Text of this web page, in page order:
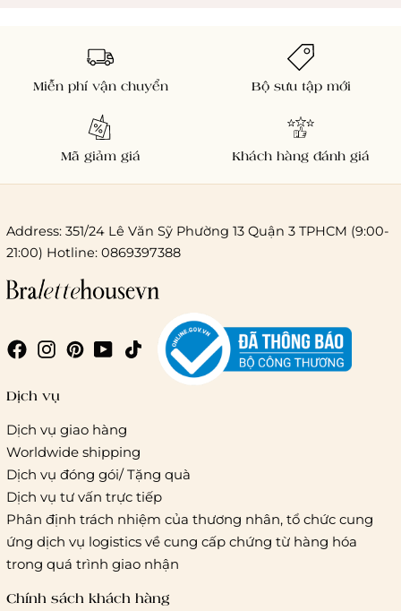
Chi phí giao hàng
Giao hàng trong ngày (hoả tốc)
Giao hàng tiêu chuẩn:
Hồ Chí Minh:
Áp dụng theo bảng giá cước của ĐVVC
Vietelpost/ Giaohangtietkiem và 1 số đối tác vận chuyển
Hà Nội và các tỉnh thành khác:
Áp dụng theo bảng giá
cước của ĐVVC Vietelpost/ Giaohangtietkiem... và 1 số đối
tác vận chuyển khác
Miễn phí vận chuyển Bộ sưu tập mới
Mã giảm giá Khách hàng đánh giá
Address: 351/24 Lê Văn Sỹ Phường 13 Quận 3 TPHCM (9:00-
21:00) Hotline: 0869397388
Dịch vụ
Dịch vụ giao hàng
Worldwide shipping
Dịch vụ đóng gói/ Tặng quà
Dịch vụ tư vấn trực tiếp
Phân định trách nhiệm của thương nhân, tổ chức cung
ứng dịch vụ logistics về cung cấp chứng từ hàng hóa
trong quá trình giao nhận
Chính sách khách hàng